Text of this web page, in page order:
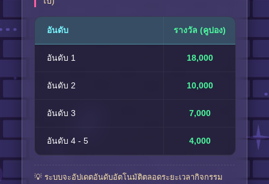
อันดับ รางวัล (คูปอง)
อันดับ 1 18,000
อันดับ 2 10,000
อันดับ 3 7,000
อันดับ 4 - 5 4,000
💡 ระบบจะอัปเดตอันดับอัตโนมัติตลอดระยะเวลากิจกรรม